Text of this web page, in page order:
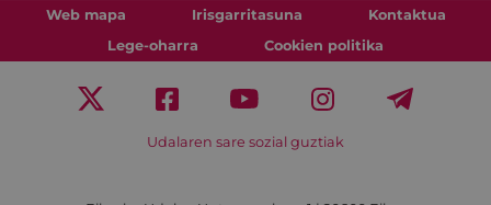
Web mapa Irisgarritasuna
Kontaktua
Lege-oharra
Cookien politika
Udalaren sare sozial guztiak